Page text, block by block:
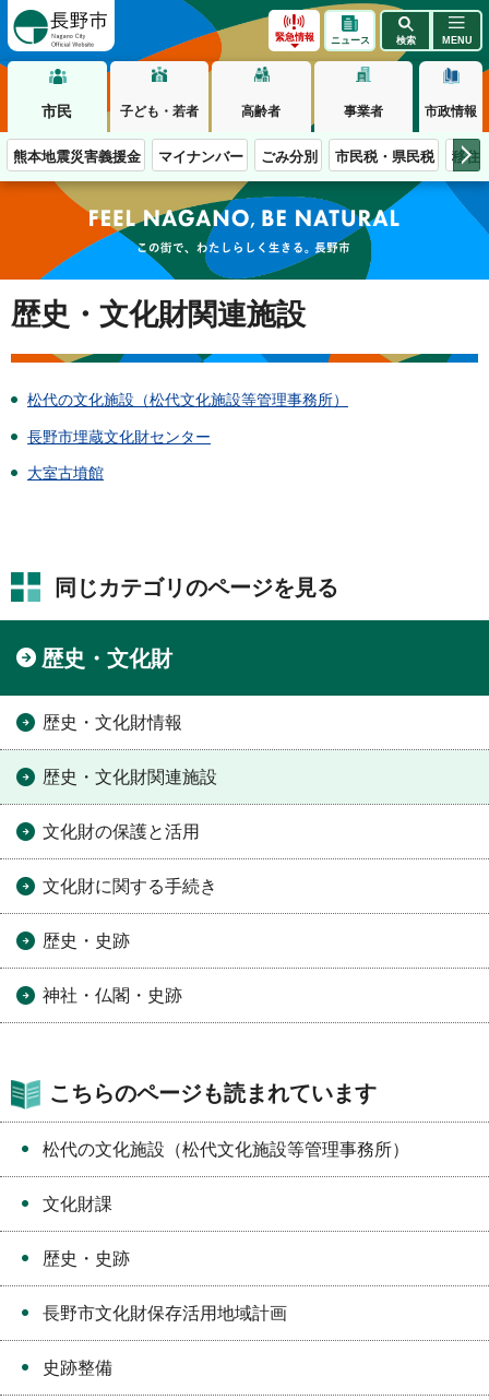
緊急情報 ニュース 検索 MENU
市民 子ども・若者 高齢者 事業者 市政情報
熊本地震災害義援金 マイナンバー ごみ分別 市民税・県民税 移住
この街で、わたしらしく生きる。長野市
歴史・文化財関連施設
松代の文化施設（松代文化施設等管理事務所）
長野市埋蔵文化財センター
大室古墳館
同じカテゴリのページを見る
歴史・文化財
歴史・文化財情報
歴史・文化財関連施設
文化財の保護と活用
文化財に関する手続き
歴史・史跡
神社・仏閣・史跡
こちらのページも読まれています
松代の文化施設（松代文化施設等管理事務所）
文化財課
歴史・史跡
長野市文化財保存活用地域計画
史跡整備